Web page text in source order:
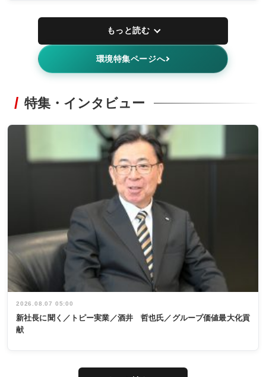
もっと読む
環境特集ページへ
特集・インタビュー
2026.08.07 05:00
新社長に聞く／トピー実業／酒井 哲也氏／グループ価値最大化貢
献